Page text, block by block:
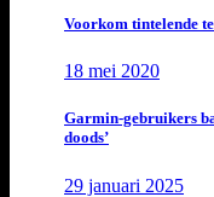
Voorkom tintelende
18 mei 2020
Garmin-gebruikers
doods’
29 januari 2025